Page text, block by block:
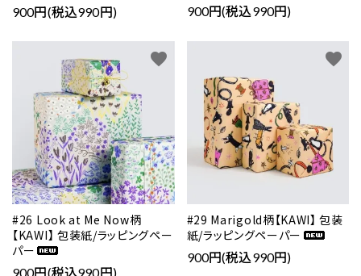
900円(税込990円) 900円(税込990円)
#26 Look at Me Now柄
【KAWI】 包装紙/ラッピングペー
パー
900円(税込990円)
favorite
#29 Marigold柄【KAWI】 包装
紙/ラッピングペーパー
900円(税込990円)
favorite